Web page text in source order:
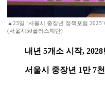
▲23일 ‘서울시 중장년 정책포럼
(서울시50플러스재단)
내년 5개소 시작,
서울시 중장년 1만 7